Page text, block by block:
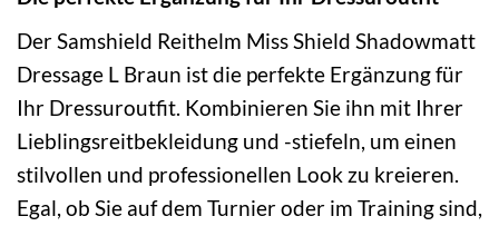
Der Samshield Reithelm Miss Shield Shadowmatt
Dressage L Braun ist die perfekte Ergänzung für
Ihr Dressuroutfit. Kombinieren Sie ihn mit Ihrer
Lieblingsreitbekleidung und -stiefeln, um einen
stilvollen und professionellen Look zu kreieren.
Egal, ob Sie auf dem Turnier oder im Training sind,